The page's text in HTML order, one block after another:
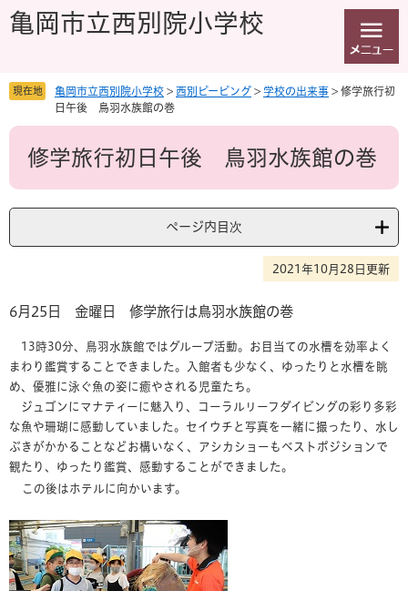
先
を
本
亀岡市立西別院小学校
現在地 亀岡市立西別院小学校 > 西別ピーピング > 学校の出来事 > 修学旅行初
日午後 鳥羽水族館の巻
本
修学旅行初日午後 鳥羽水族館の巻
ページ内目次
2021年10月28日更新
6月25日 金曜日 修学旅行は鳥羽水族館の巻
13時30分、鳥羽水族館ではグループ活動。お目当ての水槽を効率よく
まわり鑑賞することできました。入館者も少なく、ゆったりと水槽を眺
め、優雅に泳ぐ魚の姿に癒やされる児童たち。
ジュゴンにマナティーに魅入り、コーラルリーフダイビングの彩り多彩
な魚や珊瑚に感動していました。セイウチと写真を一緒に撮ったり、水し
ぶきがかかることなどお構いなく、アシカショーもベストポジションで
観たり、ゆったり鑑賞、感動することができました。
この後はホテルに向かいます。